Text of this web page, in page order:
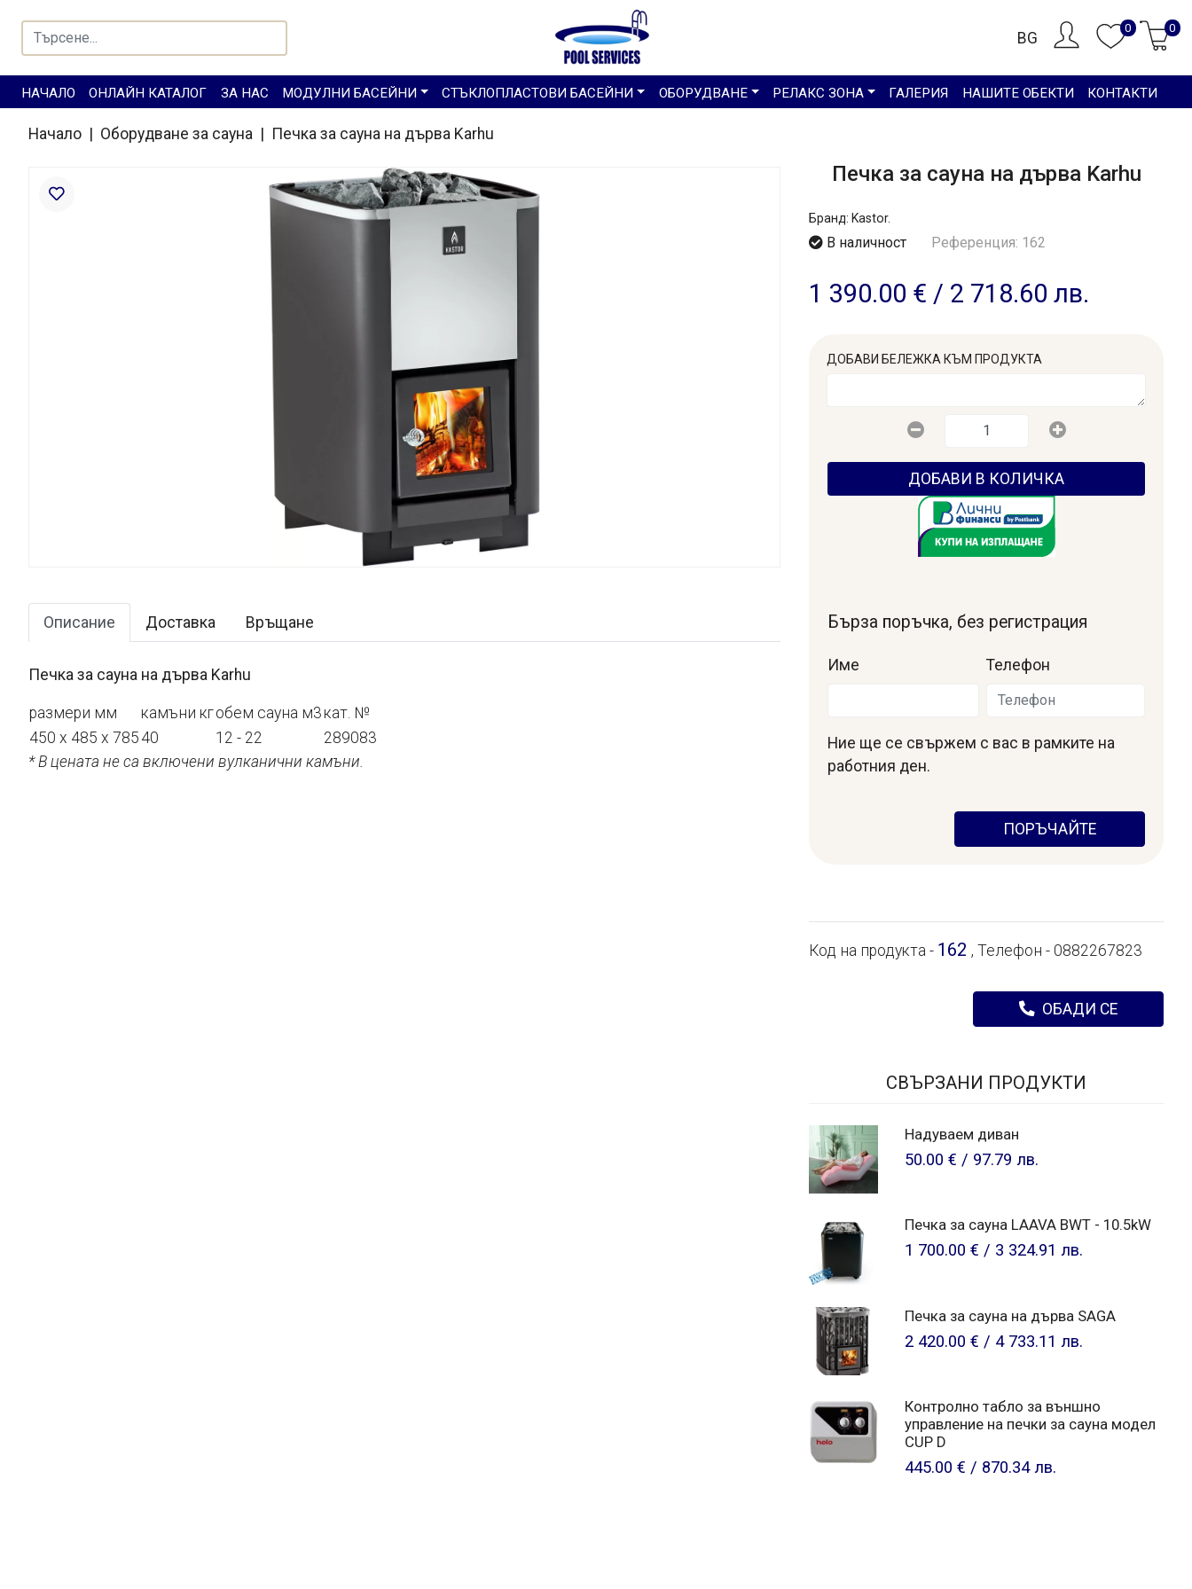
BG
0 0
НАЧАЛО ОНЛАЙН КАТАЛОГ ЗА НАС МОДУЛНИ БАСЕЙНИ СТЪКЛОПЛАСТОВИ БАСЕЙНИ ОБОРУДВАНЕ РЕЛАКС ЗОНА ГАЛЕРИЯ НАШИТЕ ОБЕКТИ КОНТАКТИ
Начало | Оборудване за сауна | Печкa за сауна на дърва Karhu
Печкa за сауна на дърва Karhu
Бранд: Kastor.
В наличност Референция: 162
1 390.00 € / 2 718.60 лв.
ДОБАВИ БЕЛЕЖКА КЪМ ПРОДУКТА
ДОБАВИ В КОЛИЧКА
Бърза поръчка, без регистрация
Име Телефон
Ние ще се свържем с вас в рамките на
работния ден.
ПОРЪЧАЙТЕ
Код на продукта - 162 , Телефон - 0882267823
ОБАДИ СЕ
СВЪРЗАНИ ПРОДУКТИ
Надуваем диван
50.00 € / 97.79 лв.
Печка за сауна LAAVA BWT - 10.5kW
1 700.00 € / 3 324.91 лв.
Печкa за сауна на дърва SAGA
2 420.00 € / 4 733.11 лв.
Контролно табло за външно
управление на печки за сауна модел
CUP D
445.00 € / 870.34 лв.
Описание Доставка Връщане
Печкa за сауна на дърва Karhu
размери мм камъни кгобем сауна м3 кат. №
450 x 485 x 785 40 12 - 22
289083
* В цената не са включени вулканични камъни.